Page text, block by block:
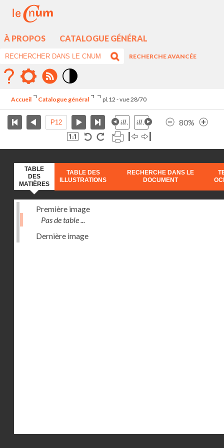
À PROPOS CATALOGUE GÉNÉRAL
RECHERCHE AVANCÉE
élévé
Accueil Catalogue général pl.12 - vue 28/70
80%
TABLE
DES
MATIÈRES
TABLE DES
ILLUSTRATIONS
RECHERCHE DANS LE
DOCUMENT
Première image
Pas de table ...
Dernière image